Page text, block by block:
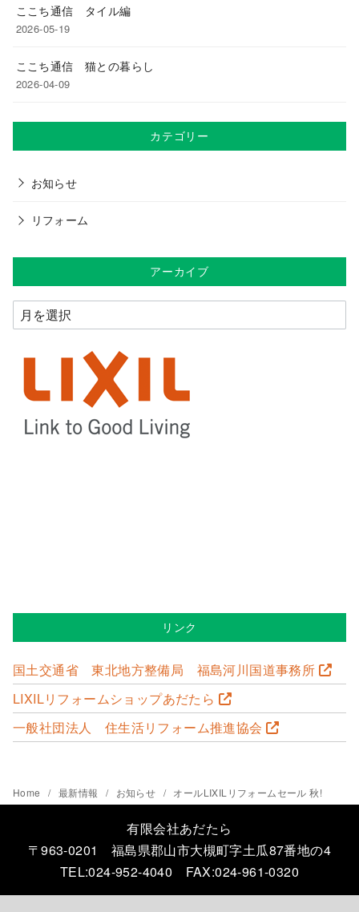
ここち通信 タイル編
2026-05-19
ここち通信 猫との暮らし
2026-04-09
カテゴリー
お知らせ
リフォーム
アーカイブ
リンク
国土交通省 東北地方整備局 福島河川国道事務所
LIXILリフォームショップあだたら
一般社団法人 住生活リフォーム推進協会
Home 最新情報 お知らせ オールLIXILリフォームセール 秋!
有限会社あだたら
〒963-0201 福島県郡山市大槻町字土瓜87番地の4
TEL:024-952-4040 FAX:024-961-0320